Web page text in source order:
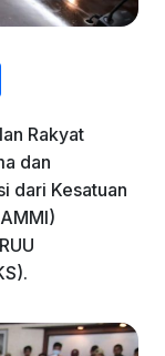
ar
e
Rakyat
dan
dari Kesatuan